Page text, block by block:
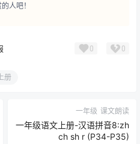
人吧！
0 0
上册
一年级 课文朗读
一年级语文上册-汉语拼音8:zh
ch sh r (P34-P35)